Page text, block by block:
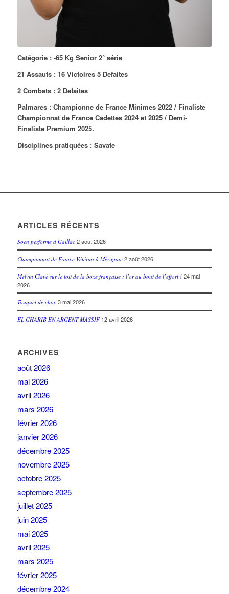
Catégorie : -65 Kg Senior 2° série
21 Assauts : 16 Victoires 5 Defaites
2 Combats : 2 Defaites
Palmares : Championne de France Minimes 2022 / Finaliste
Championnat de France Cadettes 2024 et 2025 / Demi-
Finaliste Premium 2025.
Disciplines pratiquées : Savate
ARTICLES RÉCENTS
Soen performe à Gaillac 2 août 2026
Championnat de France Vétéran à Mérignac 2 août 2026
Melvin Clavé sur le toit de la boxe française : l’or au bout de l’effort ! 24 mai
2026
Touquet de choc 3 mai 2026
EL GHARIB EN ARGENT MASSIF 12 avril 2026
ARCHIVES
août 2026
mai 2026
avril 2026
mars 2026
février 2026
janvier 2026
décembre 2025
novembre 2025
octobre 2025
septembre 2025
juillet 2025
juin 2025
mai 2025
avril 2025
mars 2025
février 2025
décembre 2024